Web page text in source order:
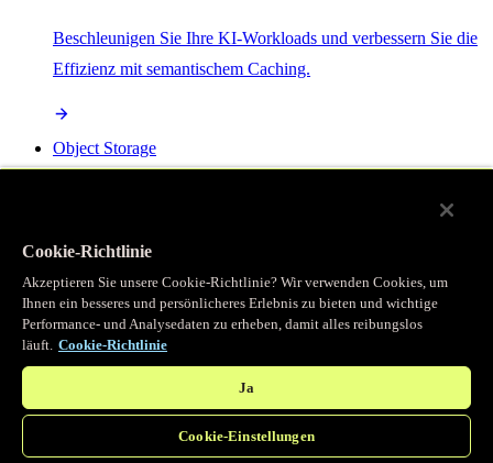
Beschleunigen Sie Ihre KI-Workloads und verbessern Sie die
Effizienz mit semantischem Caching.
Object Storage
Programmierbarer Cache
Erhalten Sie vollständigen programmatischen Zugriff auf das
legendäre Caching, das unser CDN antreibt.
Cookie-Richtlinie
Akzeptieren Sie unsere Cookie-Richtlinie? Wir verwenden Cookies, um
Ihnen ein besseres und persönlicheres Erlebnis zu bieten und wichtige
Performance- und Analysedaten zu erheben, damit alles reibungslos
läuft. Cookie-Richtlinie
Ja
Cookie-Einstellungen